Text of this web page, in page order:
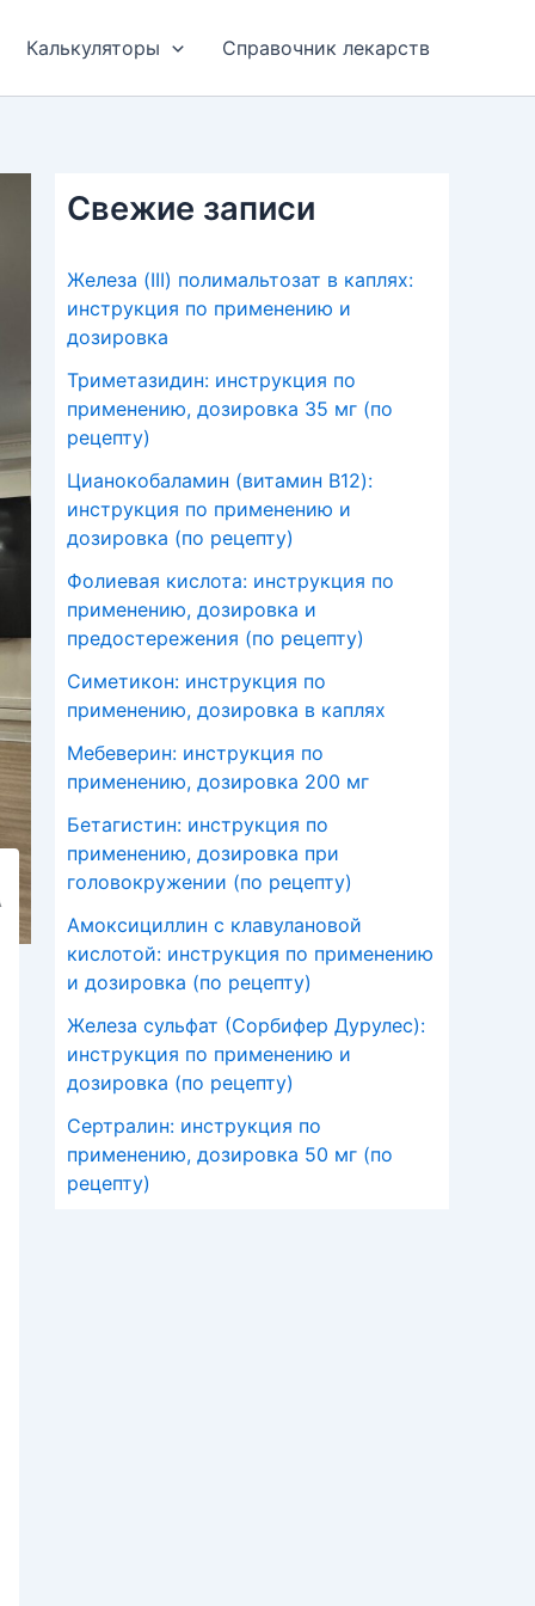
Калькуляторы Справочник лекарств
Свежие записи
Железа (III) полимальтозат в каплях:
инструкция по применению и
дозировка
Триметазидин: инструкция по
применению, дозировка 35 мг (по
рецепту)
Цианокобаламин (витамин B12):
инструкция по применению и
дозировка (по рецепту)
Фолиевая кислота: инструкция по
применению, дозировка и
предостережения (по рецепту)
Симетикон: инструкция по
применению, дозировка в каплях
Мебеверин: инструкция по
применению, дозировка 200 мг
Бетагистин: инструкция по
применению, дозировка при
головокружении (по рецепту)
Амоксициллин с клавулановой
кислотой: инструкция по применению
и дозировка (по рецепту)
Железа сульфат (Сорбифер Дурулес):
инструкция по применению и
дозировка (по рецепту)
Сертралин: инструкция по
применению, дозировка 50 мг (по
рецепту)